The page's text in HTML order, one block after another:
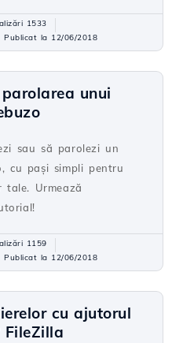
1533
Publicat la 12/06/2018
unui
sau să parolezi un
cu pași simpli pentru
tale. Urmează
1159
Publicat la 12/06/2018
cu ajutorul
FileZilla